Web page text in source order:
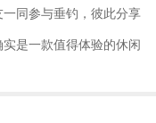
同参与垂钓，彼此分享
是一款值得体验的休闲